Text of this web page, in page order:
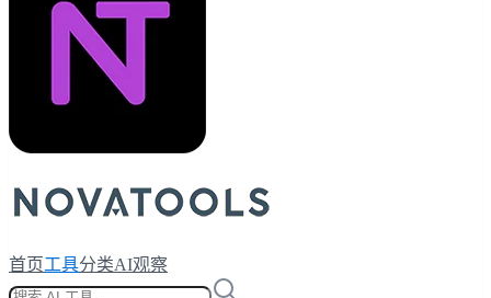
首页工具分类AI观察